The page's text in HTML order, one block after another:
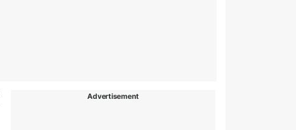
Advertisement